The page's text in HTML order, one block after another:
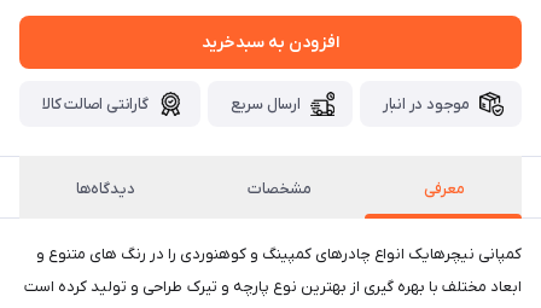
افزودن به سبدخرید
موجود در انبار ارسال سریع گارانتی اصالت کالا
معرفی مشخصات دیدگاه‌ها
کمپانی نیچرهایک انواع چادرهای کمپینگ و کوهنوردی را در رنگ های متنوع و
ابعاد مختلف با بهره گیری از بهترین نوع پارچه و تیرک طراحی و تولید کرده است